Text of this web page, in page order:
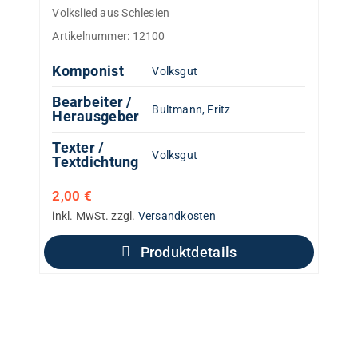
Volkslied aus Schlesien
Artikelnummer: 12100
Komponist Volksgut
Bearbeiter /
Herausgeber
Bultmann, Fritz
Texter /
Textdichtung
Volksgut
2,00 €
inkl. MwSt. zzgl. Versandkosten
Produktdetails